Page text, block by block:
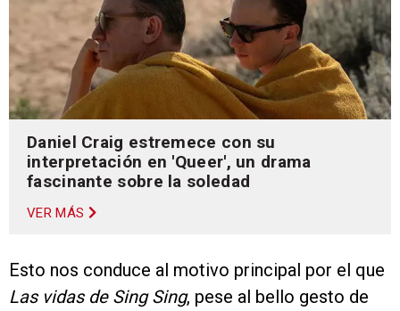
Daniel Craig estremece con su
interpretación en 'Queer', un drama
fascinante sobre la soledad
VER MÁS
Esto nos conduce al motivo principal por el que
Las vidas de Sing Sing, pese al bello gesto de